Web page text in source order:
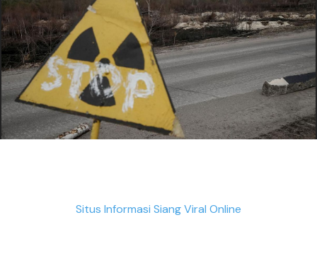
Situs Informasi Siang Viral Online